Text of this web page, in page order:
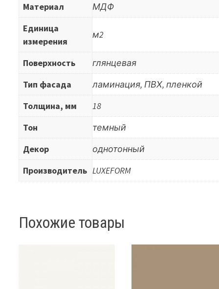
Материал
МДФ
Единица
измерения
м2
Поверхность
глянцевая
Тип фасада
ламинация, ПВХ, пленкой
Толщина, мм
18
Тон
темный
Декор
однотонный
Производитель LUXEFORM
Похожие товары